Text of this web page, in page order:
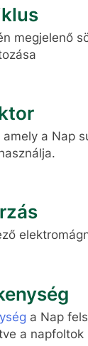
megjelenő
amely a Nap
a Nap
a